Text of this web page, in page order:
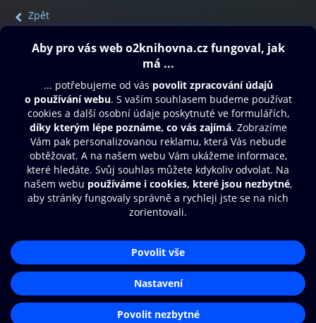
Zpět
Obsah ke stažení
Moje O2 Knihovna
Další zábava
© O2 Czech Republic a.s.
Přístupnost
Zásady zpracování osobních údajů
Nastavení cookies
Aplikace O2 Knihovna
Čti a poslouchej své e-knihy a
audioknihy rychleji a pohodlněji.